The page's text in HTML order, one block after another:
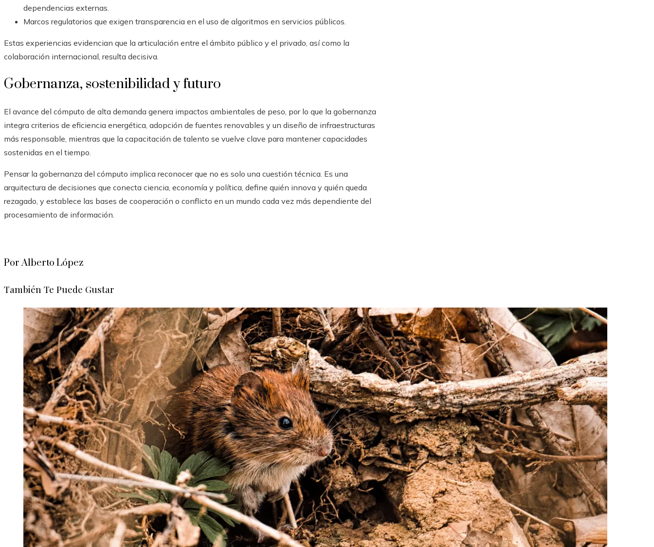
dependencias externas.
Marcos regulatorios que exigen transparencia en el uso de algoritmos en servicios públicos.
Estas experiencias evidencian que la articulación entre el ámbito público y el privado, así como la
colaboración internacional, resulta decisiva.
Gobernanza, sostenibilidad y futuro
El avance del cómputo de alta demanda genera impactos ambientales de peso, por lo que la gobernanza
integra criterios de eficiencia energética, adopción de fuentes renovables y un diseño de infraestructuras
más responsable, mientras que la capacitación de talento se vuelve clave para mantener capacidades
sostenidas en el tiempo.
Pensar la gobernanza del cómputo implica reconocer que no es solo una cuestión técnica. Es una
arquitectura de decisiones que conecta ciencia, economía y política, define quién innova y quién queda
rezagado, y establece las bases de cooperación o conflicto en un mundo cada vez más dependiente del
procesamiento de información.
Por Alberto López
También Te Puede Gustar